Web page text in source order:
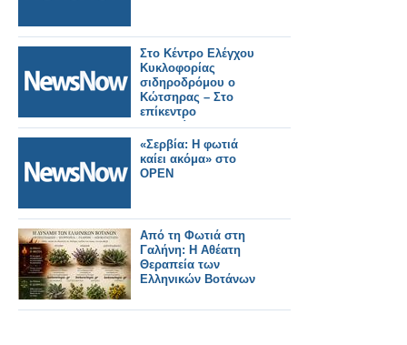
Στο Κέντρο Ελέγχου
Κυκλοφορίας
σιδηροδρόμου ο
Κώτσηρας – Στο
επίκεντρο
τηλεδιοίκηση και
ψηφιακές υποδομές.
«Σερβία: Η φωτιά
καίει ακόμα» στο
OPEN
Από τη Φωτιά στη
Γαλήνη: Η Αθέατη
Θεραπεία των
Ελληνικών Βοτάνων